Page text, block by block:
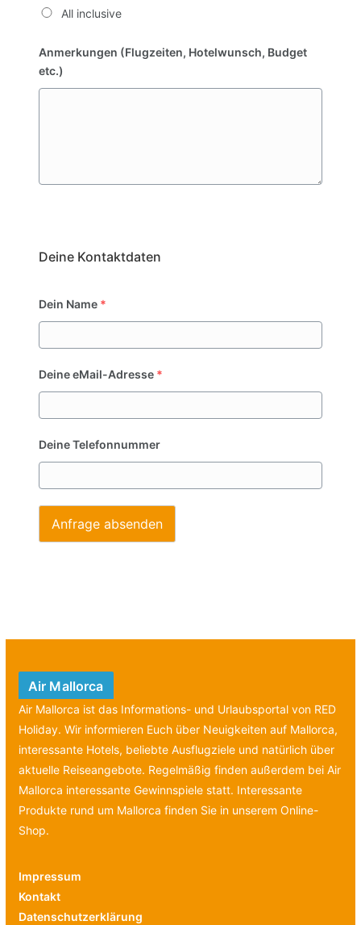
All inclusive
Anmerkungen (Flugzeiten, Hotelwunsch, Budget
etc.)
Deine Kontaktdaten
Dein Name *
Deine eMail-Adresse *
Deine Telefonnummer
Anfrage absenden
Air Mallorca
Air Mallorca ist das Informations- und Urlaubsportal von RED
Holiday. Wir informieren Euch über Neuigkeiten auf Mallorca,
interessante Hotels, beliebte Ausflugziele und natürlich über
aktuelle Reiseangebote. Regelmäßig finden außerdem bei Air
Mallorca interessante Gewinnspiele statt. Interessante
Produkte rund um Mallorca finden Sie in unserem Online-
Shop.
Impressum
Kontakt
Datenschutzerklärung